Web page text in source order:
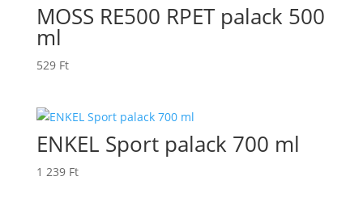
MOSS RE500 RPET palack 500
ml
529 Ft
ENKEL Sport palack 700 ml
1 239 Ft